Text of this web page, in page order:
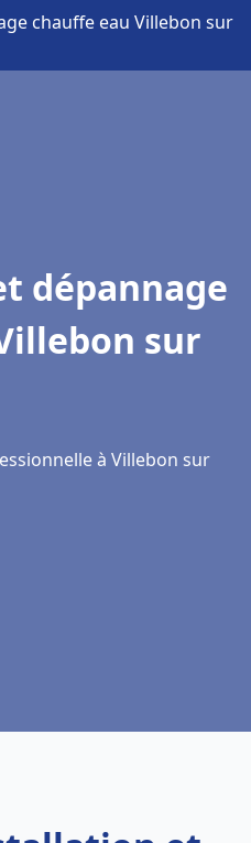
chauffe eau Villebon sur
dépannage
sur
à Villebon sur